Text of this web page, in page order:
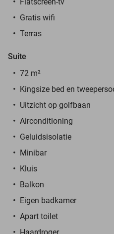
Gratis wifi
Terras
Suite
72 m²
Kingsize bed en
Uitzicht op golfbaan
Airconditioning
Geluidsisolatie
Minibar
Kluis
Balkon
Eigen badkamer
Apart toilet